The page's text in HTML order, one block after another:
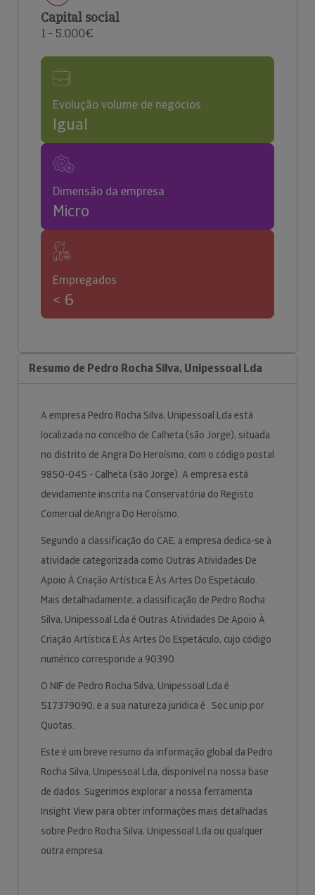
Capital social
1 - 5.000€
Evolução volume de negócios
Igual
Dimensão da empresa
Micro
Empregados
< 6
Resumo de Pedro Rocha Silva, Unipessoal Lda
A empresa Pedro Rocha Silva, Unipessoal Lda está
localizada no concelho de Calheta (são Jorge), situada
no distrito de Angra Do Heroísmo, com o código postal
9850-045 - Calheta (são Jorge). A empresa está
devidamente inscrita na Conservatória do Registo
Comercial deAngra Do Heroísmo.
Segundo a classificação do CAE, a empresa dedica-se à
atividade categorizada como Outras Atividades De
Apoio À Criação Artística E Às Artes Do Espetáculo.
Mais detalhadamente, a classificação de Pedro Rocha
Silva, Unipessoal Lda é Outras Atividades De Apoio À
Criação Artística E Às Artes Do Espetáculo, cujo código
numérico corresponde a 90390.
O NIF de Pedro Rocha Silva, Unipessoal Lda é
517379090, e a sua natureza jurídica é Soc.unip.por
Quotas.
Este é um breve resumo da informação global da Pedro
Rocha Silva, Unipessoal Lda, disponível na nossa base
de dados. Sugerimos explorar a nossa ferramenta
Insight View para obter informações mais detalhadas
sobre Pedro Rocha Silva, Unipessoal Lda ou qualquer
outra empresa.